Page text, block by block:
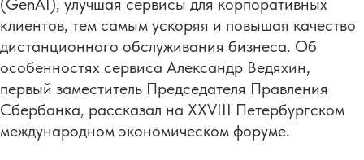
клиентов, тем самым ускоряя и повышая качество
дистанционного обслуживания бизнеса. Об
особенностях сервиса Александр Ведяхин,
первый заместитель Председателя Правления
Сбербанка, рассказал на XXVIII Петербургском
международном экономическом форуме.